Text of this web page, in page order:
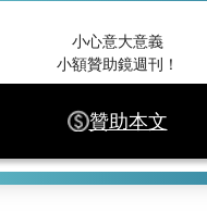
小心意大意義
小額贊助鏡週刊！
贊助本文